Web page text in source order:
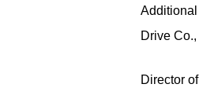
Additional
Drive
Director